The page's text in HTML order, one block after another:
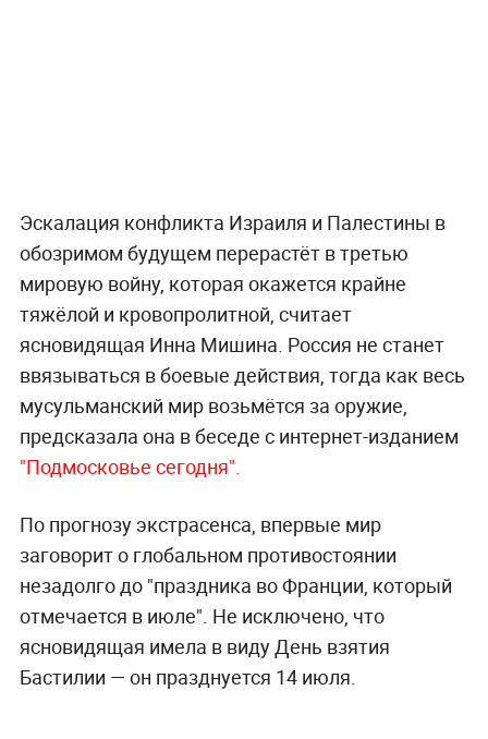
Эскалация конфликта Израиля и Палестины в
обозримом будущем перерастёт в третью
мировую войну, которая окажется крайне
тяжёлой и кровопролитной, считает
ясновидящая Инна Мишина. Россия не станет
ввязываться в боевые действия, тогда как весь
мусульманский мир возьмётся за оружие,
предсказала она в беседе с интернет-изданием
"Подмосковье сегодня".
По прогнозу экстрасенса, впервые мир
заговорит о глобальном противостоянии
незадолго до "праздника во Франции, который
отмечается в июле". Не исключено, что
ясновидящая имела в виду День взятия
Бастилии — он празднуется 14 июля.